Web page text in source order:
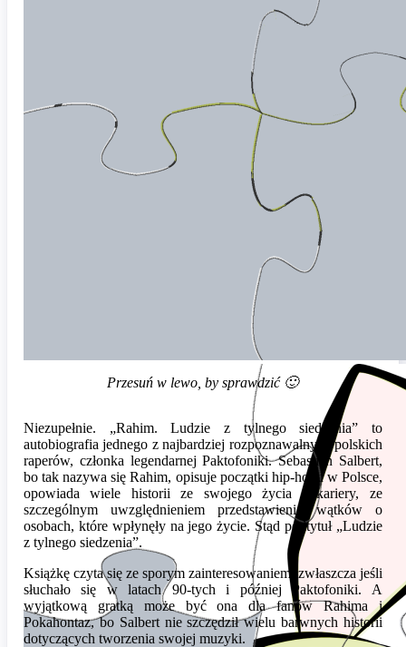
Przesuń w lewo, by sprawdzić 🙂
Niezupełnie. „Rahim. Ludzie z tylnego siedzenia” to
autobiografia jednego z najbardziej rozpoznawalnych polskich
raperów, członka legendarnej Paktofoniki. Sebastian Salbert,
bo tak nazywa się Rahim, opisuje początki hip-hopu w Polsce,
opowiada wiele historii ze swojego życia i kariery, ze
szczególnym uwzględnieniem przedstawienia wątków o
osobach, które wpłynęły na jego życie. Stąd podtytuł „Ludzie
z tylnego siedzenia”.
Książkę czyta się ze sporym zainteresowaniem, zwłaszcza jeśli
słuchało się w latach 90-tych i później Paktofoniki. A
wyjątkową gratką może być ona dla fanów Rahima i
Pokahontaz, bo Salbert nie szczędził wielu barwnych historii
dotyczących tworzenia swojej muzyki.